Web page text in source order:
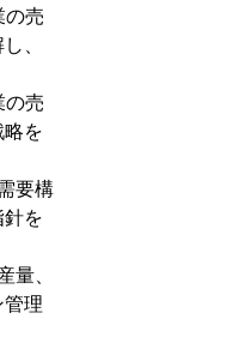
の売
、
の売
略を
要構
を
量、
理